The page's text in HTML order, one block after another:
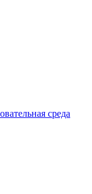
среда